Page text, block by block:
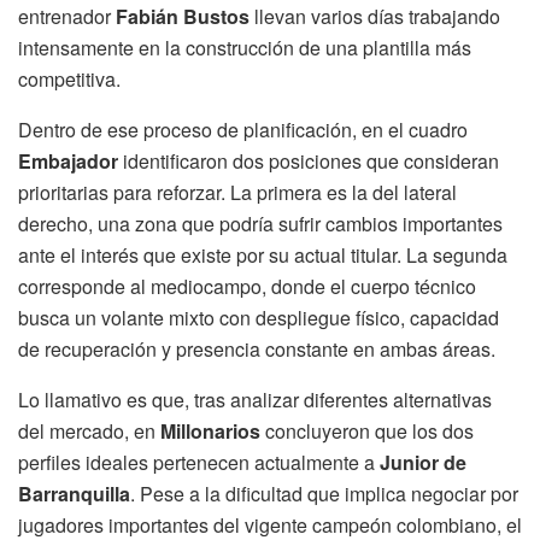
entrenadorFabián Bustos llevan varios días trabajando
intensamente en la construcción de una plantilla más
competitiva.
Dentro de ese proceso de planificación, en el cuadro
Embajador identificaron dos posiciones que consideran
prioritarias para reforzar. La primera es la del lateral
derecho, una zona que podría sufrir cambios importantes
ante el interés que existe por su actual titular. La segunda
corresponde al mediocampo, donde el cuerpo técnico
busca un volante mixto con despliegue físico, capacidad
de recuperación y presencia constante en ambas áreas.
Lo llamativo es que, tras analizar diferentes alternativas
del mercado, en Millonariosconcluyeron que los dos
perfiles ideales pertenecen actualmente aJunior de
Barranquilla. Pese a la dificultad que implica negociar por
jugadores importantes del vigente campeón colombiano, el